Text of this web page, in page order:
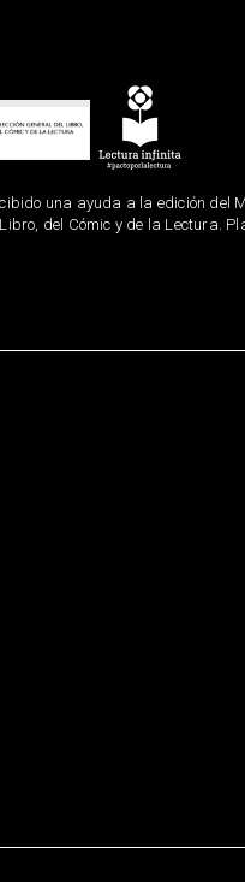
una ayuda a la edición del
del Cómic y de la Lectura.